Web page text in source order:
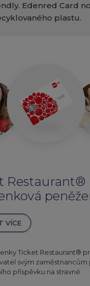
Edenred Card
plastu.
Restaurant®
VÍCE
Ticket Restaurant®
svým
příspěvku na stravné.